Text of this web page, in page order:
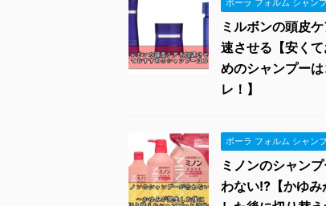
ミルボンの頭皮
速させる【安く
めのシャンプーは
レ！】
ポーラ フォルム シャン
ミノンのシャン
わない!?【かゆみ